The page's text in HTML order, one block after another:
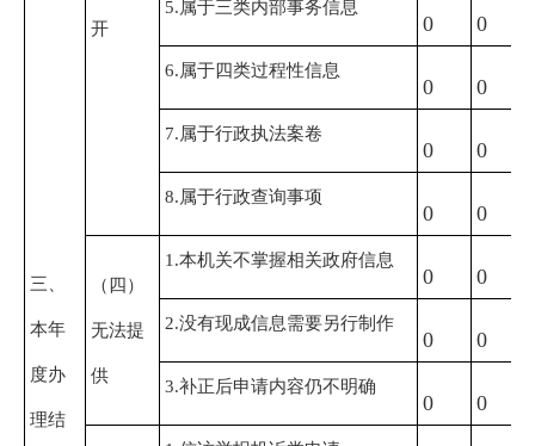
三、
本年
度办
理结
开
5.属于三类内部事务信息
0 0
6.属于四类过程性信息
0 0
7.属于行政执法案卷
0 0
8.属于行政查询事项
0 0
（四）
无法提
供
1.本机关不掌握相关政府信息
0 0
2.没有现成信息需要另行制作
0 0
3.补正后申请内容仍不明确
0 0